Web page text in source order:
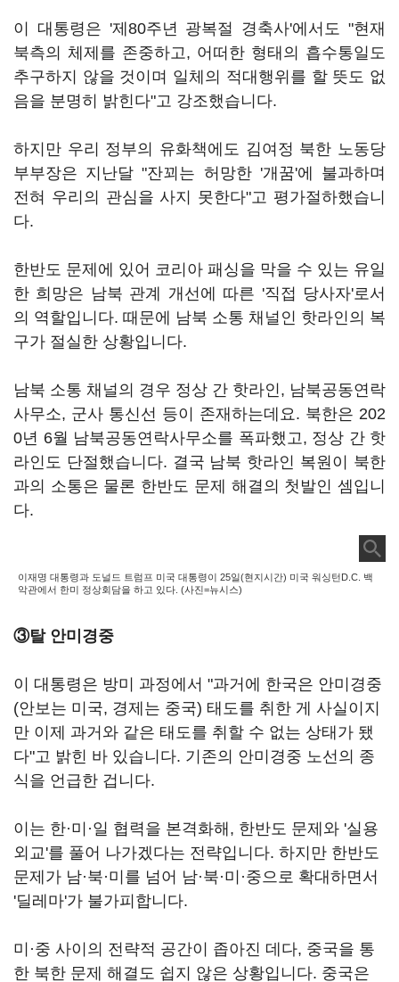
이 대통령은 '제80주년 광복절 경축사'에서도 "현재
북측의 체제를 존중하고, 어떠한 형태의 흡수통일도
추구하지 않을 것이며 일체의 적대행위를 할 뜻도 없
음을 분명히 밝힌다"고 강조했습니다.
하지만 우리 정부의 유화책에도 김여정 북한 노동당
부부장은 지난달 "잔꾀는 허망한 '개꿈'에 불과하며
전혀 우리의 관심을 사지 못한다"고 평가절하했습니
다.
한반도 문제에 있어 코리아 패싱을 막을 수 있는 유일
한 희망은 남북 관계 개선에 따른 '직접 당사자'로서
의 역할입니다. 때문에 남북 소통 채널인 핫라인의 복
구가 절실한 상황입니다.
남북 소통 채널의 경우 정상 간 핫라인, 남북공동연락
사무소, 군사 통신선 등이 존재하는데요. 북한은 202
0년 6월 남북공동연락사무소를 폭파했고, 정상 간 핫
라인도 단절했습니다. 결국 남북 핫라인 복원이 북한
과의 소통은 물론 한반도 문제 해결의 첫발인 셈입니
다.
이재명 대통령과 도널드 트럼프 미국 대통령이 25일(현지시간) 미국 워싱턴D.C. 백
악관에서 한미 정상회담을 하고 있다. (사진=뉴시스)
③탈 안미경중
이 대통령은 방미 과정에서 "과거에 한국은 안미경중
(안보는 미국, 경제는 중국) 태도를 취한 게 사실이지
만 이제 과거와 같은 태도를 취할 수 없는 상태가 됐
다"고 밝힌 바 있습니다. 기존의 안미경중 노선의 종
식을 언급한 겁니다.
이는 한·미·일 협력을 본격화해, 한반도 문제와 '실용
외교'를 풀어 나가겠다는 전략입니다. 하지만 한반도
문제가 남·북·미를 넘어 남·북·미·중으로 확대하면서
'딜레마'가 불가피합니다.
미·중 사이의 전략적 공간이 좁아진 데다, 중국을 통
한 북한 문제 해결도 쉽지 않은 상황입니다. 중국은